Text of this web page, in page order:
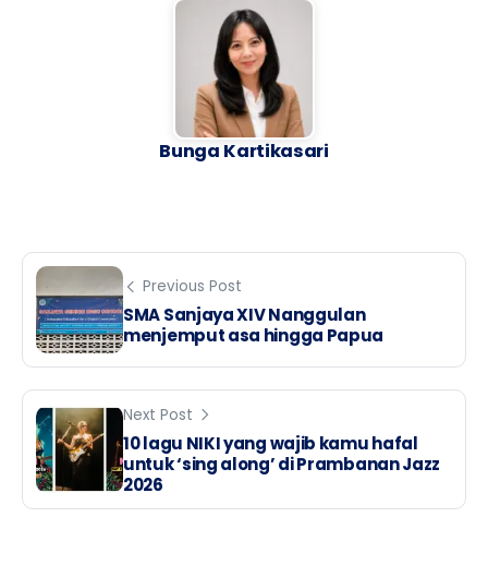
Bunga Kartikasari
Previous Post
SMA Sanjaya XIV Nanggulan
menjemput asa hingga Papua
Next Post
10 lagu NIKI yang wajib kamu hafal
untuk ‘sing along’ di Prambanan Jazz
2026